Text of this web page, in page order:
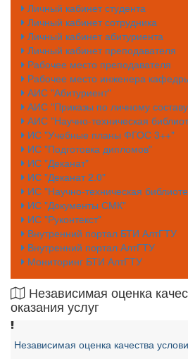
Личный кабинет студента
Личный кабинет сотрудника
Личный кабинет абитуриента
Личный кабинет преподавателя
Рабочее место преподавателя
Рабочее место инженера
АИС "Абитуриент"
АИС "Приказы по личному
АИС "Научно-техническая
ИС "Учебные планы ФГОС 3++"
ИС "Подготовка дипломов"
ИС "Деканат"
ИС "Деканат 2.0"
ИС "Научно-техническая
ИС "Документы СМК"
ИС "Руконтекст"
Внутренний портал БТИ АлтГТУ
Внутренний портал АлтГТУ
Мониторинг БТИ АлтГТУ
Независимая оценка
оказания услуг
Независимая оценка качества